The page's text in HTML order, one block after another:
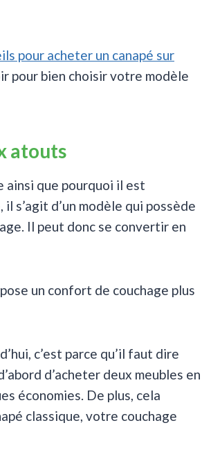
pour acheter un canapé sur
pour bien choisir votre modèle
atouts
ainsi que pourquoi il est
s’agit d’un modèle qui possède
Il peut donc se convertir en
un confort de couchage plus
c’est parce qu’il faut dire
d’acheter deux meubles en
économies. De plus, cela
classique, votre couchage